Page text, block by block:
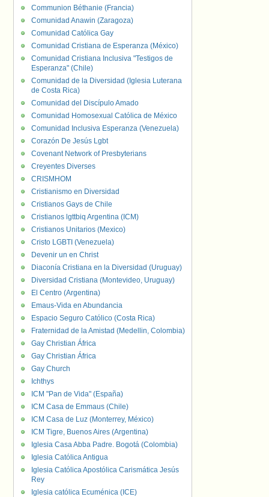
Communion Béthanie (Francia)
Comunidad Anawin (Zaragoza)
Comunidad Católica Gay
Comunidad Cristiana de Esperanza (México)
Comunidad Cristiana Inclusiva "Testigos de
Esperanza" (Chile)
Comunidad de la Diversidad (Iglesia Luterana
de Costa Rica)
Comunidad del Discípulo Amado
Comunidad Homosexual Católica de México
Comunidad Inclusiva Esperanza (Venezuela)
Corazón De Jesús Lgbt
Covenant Network of Presbyterians
Creyentes Diverses
CRISMHOM
Cristianismo en Diversidad
Cristianos Gays de Chile
Cristianos lgttbiq Argentina (ICM)
Cristianos Unitarios (Mexico)
Cristo LGBTI (Venezuela)
Devenir un en Christ
Diaconía Cristiana en la Diversidad (Uruguay)
Diversidad Cristiana (Montevideo, Uruguay)
El Centro (Argentina)
Emaus-Vida en Abundancia
Espacio Seguro Católico (Costa Rica)
Fraternidad de la Amistad (Medellin, Colombia)
Gay Christian África
Gay Christian África
Gay Church
Ichthys
ICM "Pan de Vida" (España)
ICM Casa de Emmaus (Chile)
ICM Casa de Luz (Monterrey, México)
ICM Tigre, Buenos Aires (Argentina)
Iglesia Casa Abba Padre. Bogotá (Colombia)
Iglesia Católica Antigua
Iglesia Católica Apostólica Carismática Jesús
Rey
Iglesia católica Ecuménica (ICE)